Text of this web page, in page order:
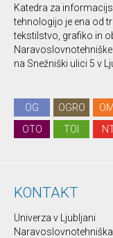
Katedra za
tehnologijo je ena od
tekstilstvo, grafiko in
na Snežniški ulici 5 v
OG OGRO
OTO
TOI
KONTAKT
Univerza v Ljubljani